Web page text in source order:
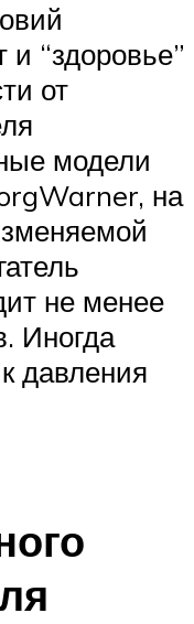
и “здоровье”
от
модели
на
не менее
Иногда
давления